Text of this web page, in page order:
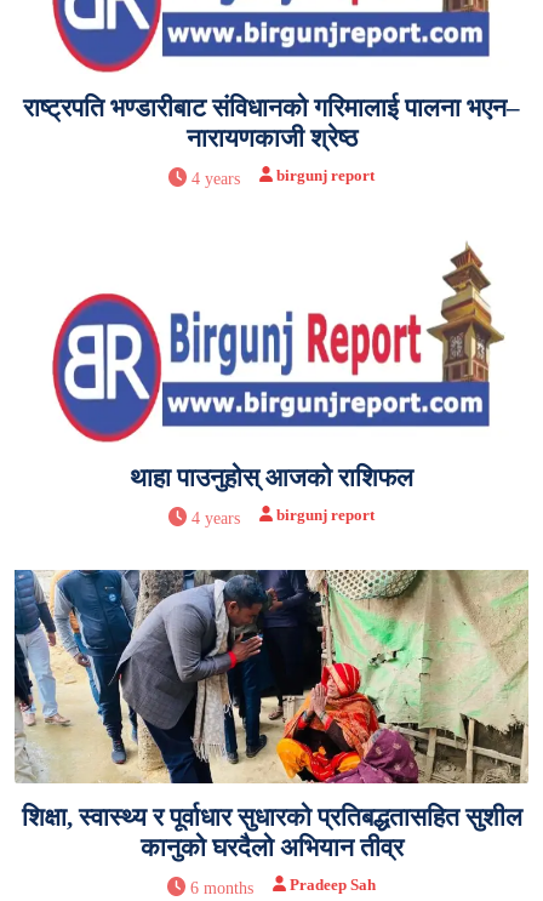
राष्ट्रपति भण्डारीबाट संविधानको गरिमालाई पालना भएन–
नारायणकाजी श्रेष्ठ
4 years birgunj report
थाहा पाउनुहोस् आजको राशिफल
4 years birgunj report
शिक्षा, स्वास्थ्य र पूर्वाधार सुधारको प्रतिबद्धतासहित सुशील
कानुको घरदैलो अभियान तीव्र
6 months Pradeep Sah